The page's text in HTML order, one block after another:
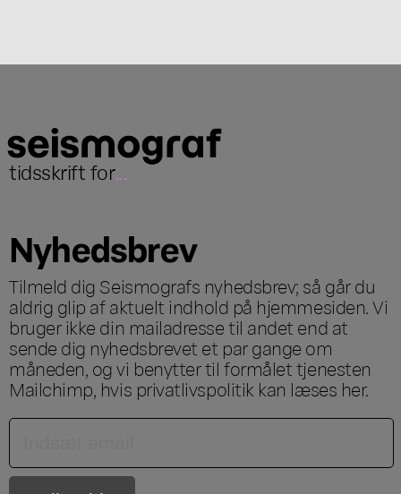
tidsskrift for...
Nyhedsbrev
Tilmeld dig Seismografs nyhedsbrev; så går du
aldrig glip af aktuelt indhold på hjemmesiden. Vi
bruger ikke din mailadresse til andet end at
sende dig nyhedsbrevet et par gange om
måneden, og vi benytter til formålet tjenesten
Mailchimp, hvis privatlivspolitik kan læses her.